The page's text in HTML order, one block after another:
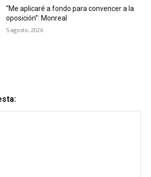
“Me aplicaré a fondo para convencer a la
oposición”: Monreal
5 agosto, 2026